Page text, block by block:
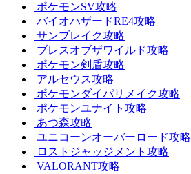
ポケモンSV攻略
バイオハザードRE4攻略
サンブレイク攻略
ブレスオブザワイルド攻略
ポケモン剣盾攻略
アルセウス攻略
ポケモンダイパリメイク攻略
ポケモンユナイト攻略
あつ森攻略
ユニコーンオーバーロード攻略
ロストジャッジメント攻略
VALORANT攻略